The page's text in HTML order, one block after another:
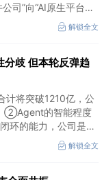
司”向“AI原生平台生
解锁全文
分歧 但本轮反弹趋
将突破1210亿，公
②Agent的智能程度
环的能力，公司是全
业；③2026年被多
营商”向“自动驾驶时
解锁全文